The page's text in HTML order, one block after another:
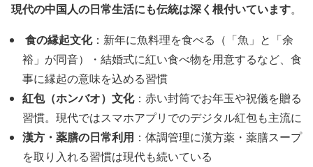
現代の中国人の日常生活にも伝統は深く根付いています。
食の縁起文化：新年に魚料理を食べる（「魚」と「余
裕」が同音）・結婚式に紅い食べ物を用意するなど、食
事に縁起の意味を込める習慣
紅包（ホンバオ）文化：赤い封筒でお年玉や祝儀を贈る
習慣。現代ではスマホアプリでのデジタル紅包も主流に
漢方・薬膳の日常利用 ：体調管理に漢方薬・薬膳スープ
を取り入れる習慣は現代も続いている